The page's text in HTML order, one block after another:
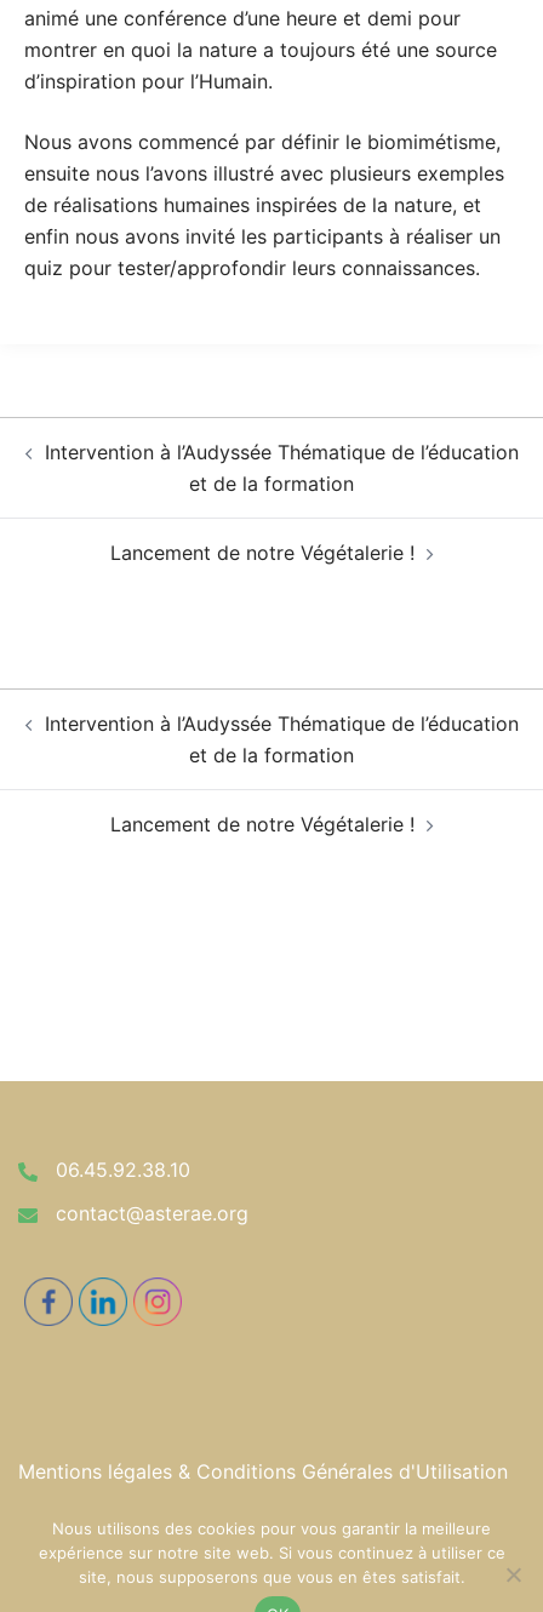
animé une conférence d’une heure et demi pour
montrer en quoi la nature a toujours été une source
d’inspiration pour l’Humain.
Nous avons commencé par définir le biomimétisme,
ensuite nous l’avons illustré avec plusieurs exemples
de réalisations humaines inspirées de la nature, et
enfin nous avons invité les participants à réaliser un
quiz pour tester/approfondir leurs connaissances.
d’article
Intervention à l’Audyssée Thématique de l’éducation
et de la formation
Lancement de notre Végétalerie !
d’article
Intervention à l’Audyssée Thématique de l’éducation
et de la formation
Lancement de notre Végétalerie !
06.45.92.38.10
contact@asterae.org
Mentions légales & Conditions Générales d'Utilisation
Nous utilisons des cookies pour vous garantir la meilleure
expérience sur notre site web. Si vous continuez à utiliser ce
site, nous supposerons que vous en êtes satisfait.